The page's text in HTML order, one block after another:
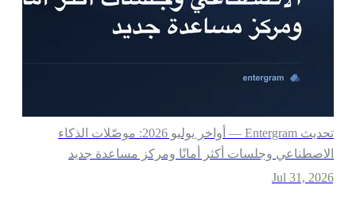
تحديث Entergram — أواخر يوليو 2026: موصّلات الذكاء
وجلسات أكثر أمانًا ومركز مساعدة جديد
Jul 31,